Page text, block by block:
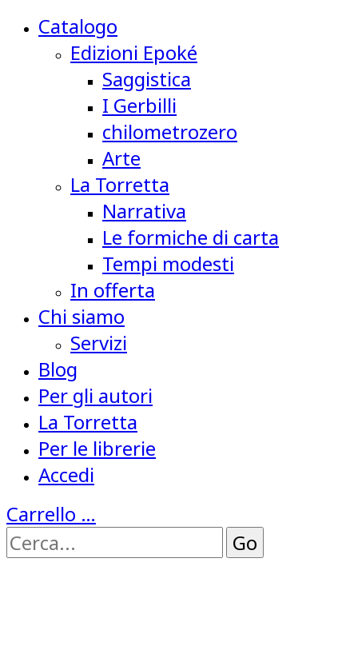
Catalogo
Edizioni Epoké
Saggistica
I Gerbilli
chilometrozero
Arte
La Torretta
Narrativa
Le formiche di carta
Tempi modesti
In offerta
Chi siamo
Servizi
Blog
Per gli autori
La Torretta
Per le librerie
Accedi
Carrello …